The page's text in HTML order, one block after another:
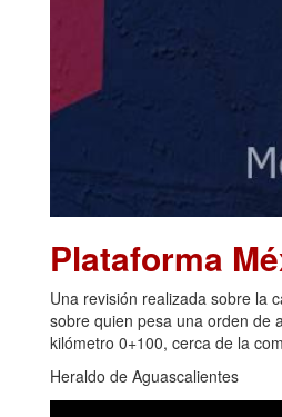
Plataforma
Una revisión realizada sobre la
sobre quien pesa una orden de
kilómetro 0+100, cerca de la
Heraldo de Aguascalientes